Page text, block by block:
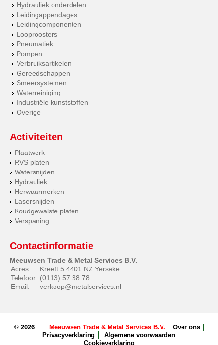
Hydrauliek onderdelen
Leidingappendages
Leidingcomponenten
Looproosters
Pneumatiek
Pompen
Verbruiksartikelen
Gereedschappen
Smeersystemen
Waterreiniging
Industriële kunststoffen
Overige
Activiteiten
Plaatwerk
RVS platen
Watersnijden
Hydrauliek
Herwaarmerken
Lasersnijden
Koudgewalste platen
Verspaning
Contactinformatie
Meeuwsen Trade & Metal Services B.V.
Adres:
Kreeft 5 4401 NZ Yerseke
Telefoon: (0113) 57 38 78
Email:
verkoop@metalservices.nl
© 2026 Meeuwsen Trade & Metal Services B.V.
Over ons
Privacyverklaring
Algemene voorwaarden
Cookieverklaring